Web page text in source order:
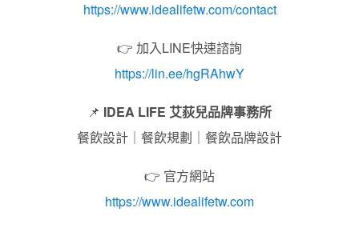
https://www.idealifetw.com/contact
👉 加入LINE快速諮詢
https://lin.ee/hgRAhwY
📌 IDEA LIFE 艾荻兒品牌事務所
餐飲設計｜餐飲規劃｜餐飲品牌設計
👉 官方網站
https://www.idealifetw.com